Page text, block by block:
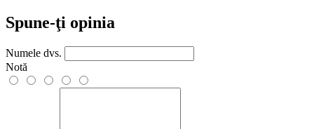
Spune-ţi opinia
Numele dvs.
Notă